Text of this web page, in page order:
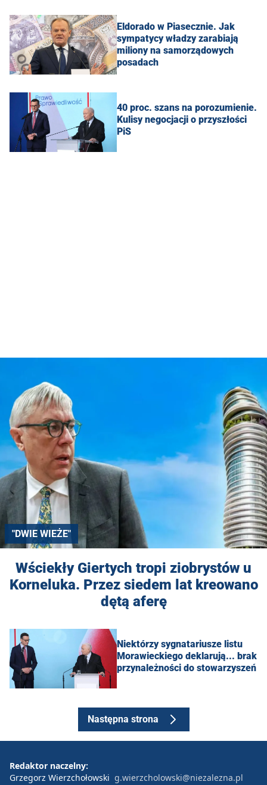
Eldorado w Piasecznie. Jak
sympatycy władzy zarabiają
miliony na samorządowych
posadach
40 proc. szans na porozumienie.
Kulisy negocjacji o przyszłości
PiS
"DWIE WIEŻE"
Wściekły Giertych tropi ziobrystów u
Korneluka. Przez siedem lat kreowano
dętą aferę
Niektórzy sygnatariusze listu
Morawieckiego deklarują... brak
przynależności do stowarzyszeń
Następna strona
Redaktor naczelny:
Grzegorz Wierzchołowski g.wierzcholowski@niezalezna.pl